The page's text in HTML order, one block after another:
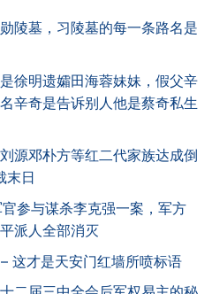
陵墓，习陵墓的每一条路名是
徐明遗孀田海蓉妹妹，假父辛
辛奇是告诉别人他是蔡奇私生
源邓朴方等红二代家族达成倒
末日
参与谋杀李克强一案，军方
派人全部消灭
这才是天安门红墙所喷标语